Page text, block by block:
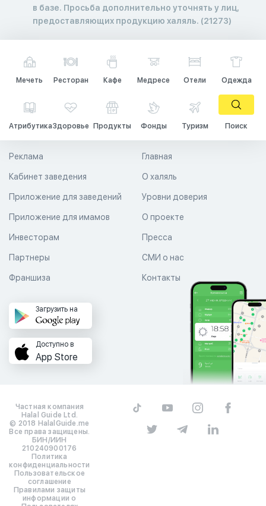
в базе. Просьба дополнительно уточнять у лиц,
предоставляющих продукцию халяль. (21273)
Мечеть Ресторан Кафе Медресе Отели Одежда
АтрибутикаЗдоровье Продукты Фонды Туризм Поиск
Главная
О халяль
Уровни доверия
Реклама
Кабинет заведения
Приложение для заведений
Приложение для имамов О проекте
Пресса
СМИ о нас
Контакты
Инвесторам
Партнеры
Франшиза
Загрузить на
Доступно в
App Store
Частная компания
Halal Guide Ltd.
© 2018 HalalGuide.me
Все права защищены.
БИН/ИИН
210240900176
Политика
конфиденциальности
Пользовательское
соглашение
Правилами защиты
информации о